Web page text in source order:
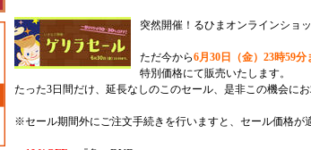
突然開催！るひまオンラインショ
ただ今から6月30日（金）23時59分
特別価格にて販売いたします。
たった3日間だけ、延長なしのこのセール、是非この機会にお
※セール期間外にご注文手続きを行いますと、セール価格が